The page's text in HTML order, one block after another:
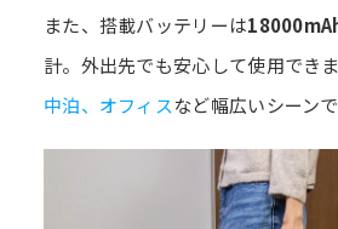
また、搭載バッテリーは
計。外出先でも安心して使用できま
中泊、オフィスなど幅広いシーン